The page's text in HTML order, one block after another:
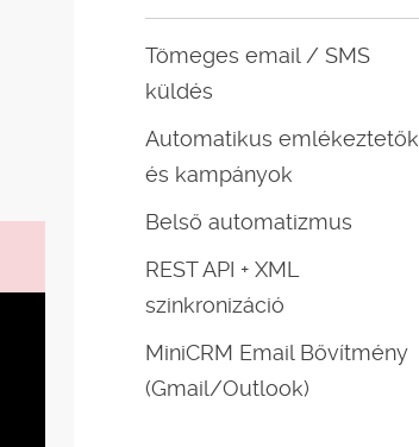
Tömeges email / SMS
küldés
Automatikus emlékeztetők
és kampányok
Belső automatizmus
REST API + XML
szinkronizáció
MiniCRM Email Bővítmény
(Gmail/Outlook)